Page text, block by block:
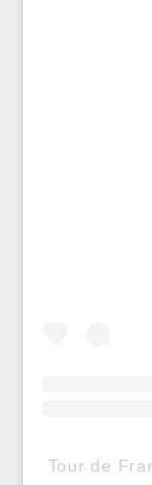
Tour de